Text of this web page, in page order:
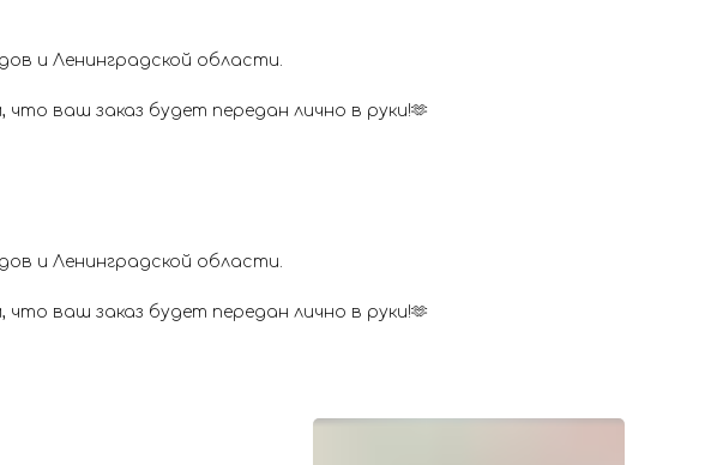
и Ленинградской области.
ваш заказ будет передан лично в руки!🫶
и Ленинградской области.
ваш заказ будет передан лично в руки!🫶